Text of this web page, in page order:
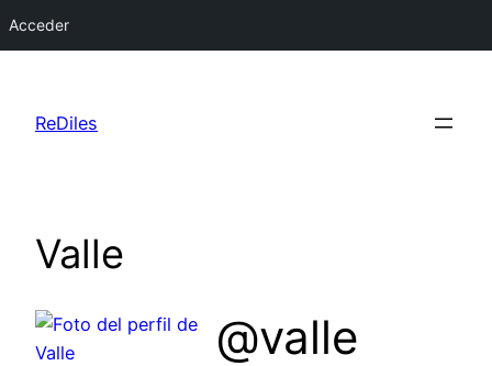
Acceder
contenido
ReDiles
Valle
@valle